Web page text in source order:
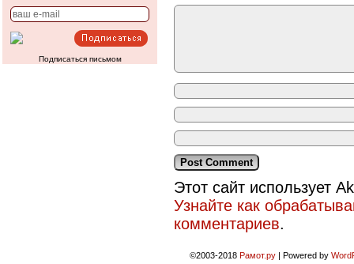
Подписаться письмом
Этот сайт использует
Узнайте как
комментариев.
©2003-2018 Рамот.ру | Powered by